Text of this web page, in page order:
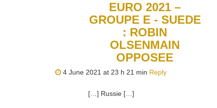
EURO 2021 –
GROUPE E - SUEDE
: ROBIN
OLSENMAIN
OPPOSEE
4 June 2021 at 23 h 21 min Reply
[…] Russie […]